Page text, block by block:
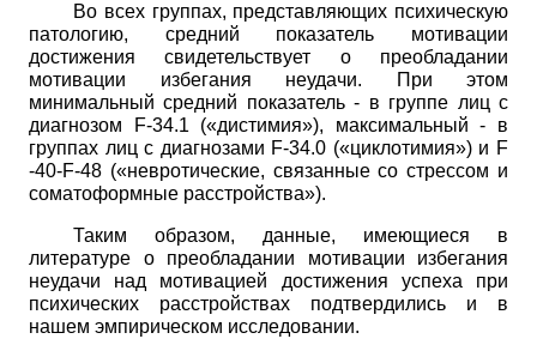
Во всех группах, представляющих психическую
патологию, средний показатель мотивации
достижения свидетельствует о преобладании
мотивации избегания неудачи. При этом
минимальный средний показатель - в группе лиц с
диагнозом
F-34.1 («дистимия»), максимальный - в
группах лиц с диагнозами F-34.0 («циклотимия») и F
-40-F-48 («невротические, связанные со стрессом и
соматоформные расстройства»).
Таким образом, данные, имеющиеся в
литературе о преобладании мотивации избегания
неудачи над мотивацией достижения успеха при
психических расстройствах подтвердились и в
нашем эмпирическом исследовании.